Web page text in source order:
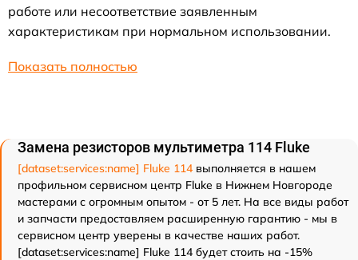
работе или несоответствие заявленным
характеристикам при нормальном использовании.
Показать полностью
Замена резисторов мультиметра 114 Fluke
[dataset:services:name] Fluke 114 выполняется в нашем
профильном сервисном центр Fluke в Нижнем Новгороде
мастерами с огромным опытом - от 5 лет. На все виды работ
и запчасти предоставляем расширенную гарантию - мы в
сервисном центр уверены в качестве наших работ.
[dataset:services:name] Fluke 114 будет стоить на -15%